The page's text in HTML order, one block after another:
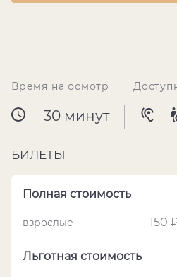
Время на осмотр
30 минут
БИЛЕТЫ
Полная стоимость
взрослые 150
Льготная стоимость